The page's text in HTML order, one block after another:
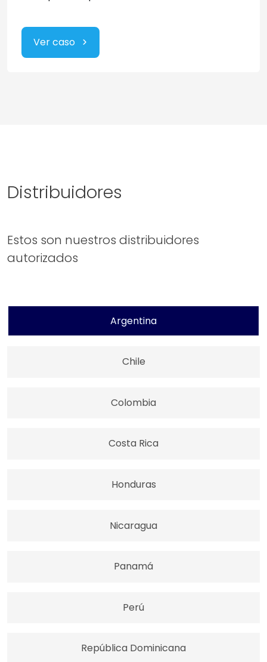
Ver caso
Distribuidores
Estos son nuestros distribuidores
autorizados
Argentina
Chile
Colombia
Costa Rica
Honduras
Nicaragua
Panamá
Perú
República Dominicana